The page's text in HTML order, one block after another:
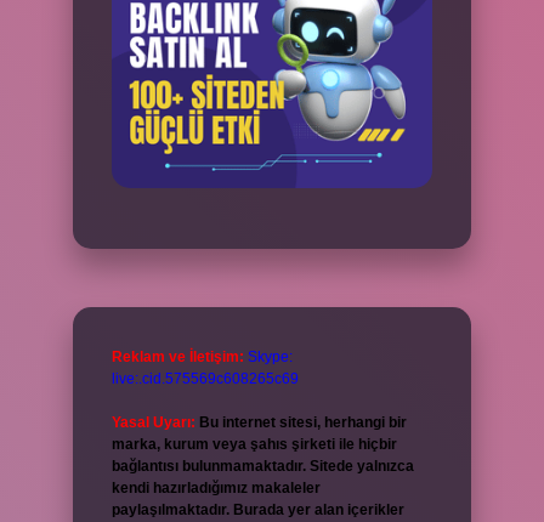
Reklam ve İletişim: Skype:
live:.cid.575569c608265c69
Yasal Uyarı: Bu internet sitesi, herhangi bir
marka, kurum veya şahıs şirketi ile hiçbir
bağlantısı bulunmamaktadır. Sitede yalnızca
kendi hazırladığımız makaleler
paylaşılmaktadır. Burada yer alan içerikler